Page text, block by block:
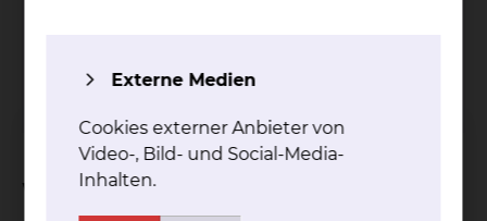
Fax: +49 531 595 3638
Worum geht es bei der Studie?
Externe Medien
Cookies externer Anbieter von
Video-, Bild- und Social-Media-
Inhalten.